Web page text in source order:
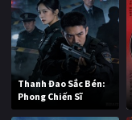
Thanh Đao Sắc Bén:
Phong Chiến Sĩ